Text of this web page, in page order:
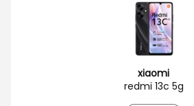
xiaomi
redmi 13c 5g